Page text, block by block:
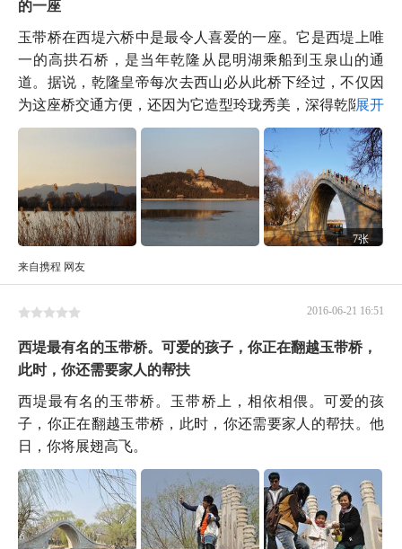
的一座
玉带桥在西堤六桥中是最令人喜爱的一座。它是西堤上唯
一的高拱石桥，是当年乾隆从昆明湖乘船到玉泉山的通
道。据说，乾隆皇帝每次去西山必从此桥下经过，不仅因
为这座桥交通方便，还因为它造型玲珑秀美，深得乾隆...
展开
7张
来自携程 网友
2016-06-21 16:51
西堤最有名的玉带桥。可爱的孩子，你正在翻越玉带桥，
此时，你还需要家人的帮扶
西堤最有名的玉带桥。玉带桥上，相依相偎。可爱的孩
子，你正在翻越玉带桥，此时，你还需要家人的帮扶。他
日，你将展翅高飞。